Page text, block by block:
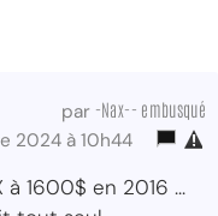
par -Nax-- embusqué
2024 à 10h44
1600$ en 2016 ...